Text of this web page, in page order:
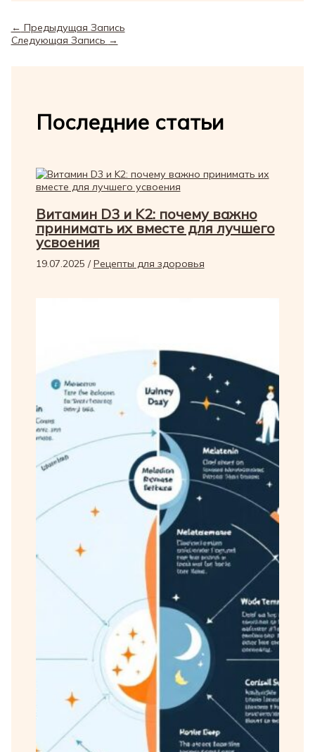
← Предыдущая Запись
Следующая Запись →
Последние статьи
Витамин D3 и K2: почему важно
принимать их вместе для лучшего
усвоения
19.07.2025 /Рецепты для здоровья